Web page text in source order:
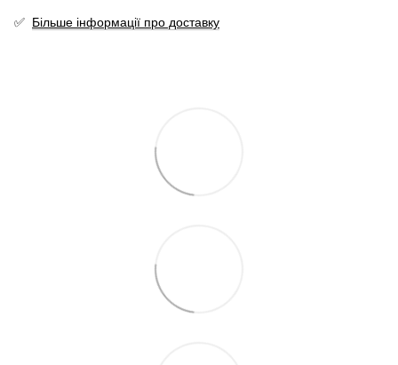
✅ Більше інформації про доставку